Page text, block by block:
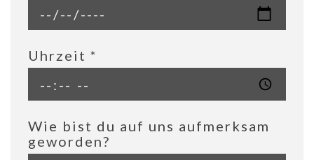
Uhrzeit *
Wie bist du auf uns aufmerksam
geworden?